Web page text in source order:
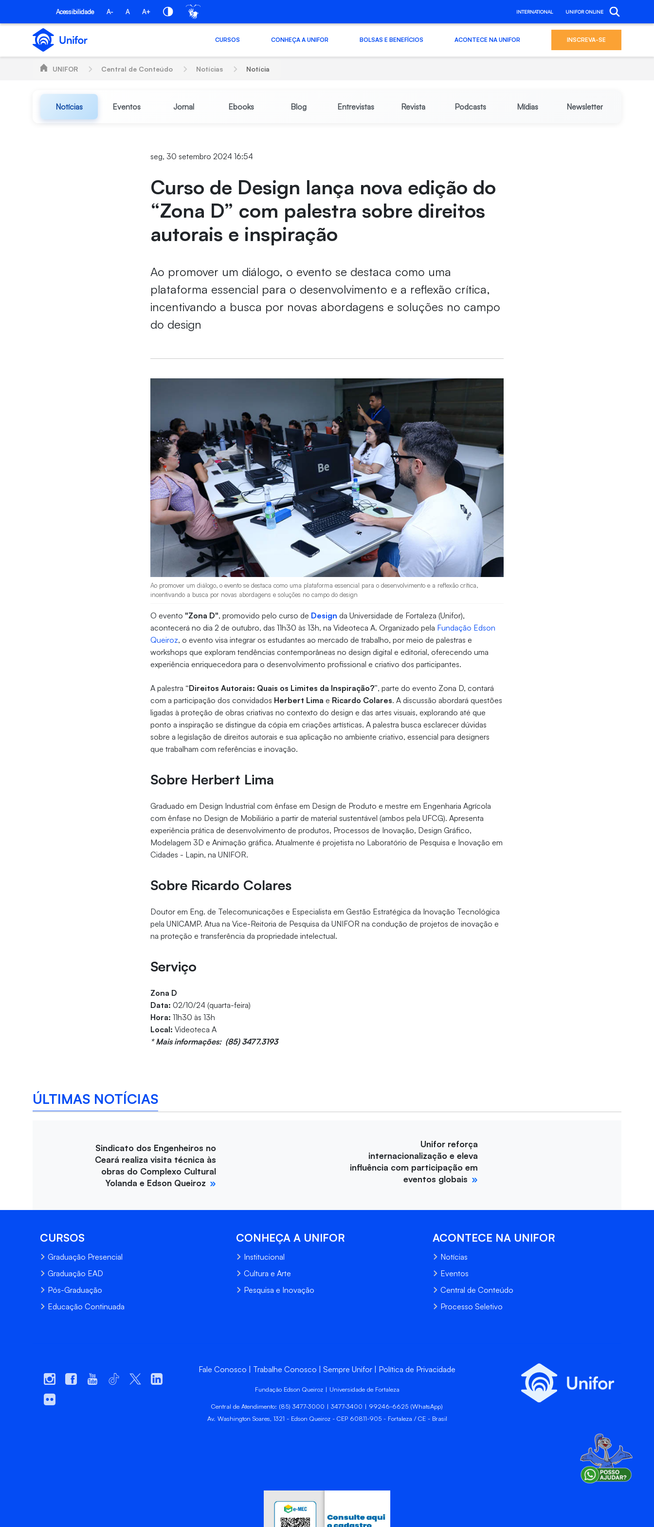
Pular para o Conteúdo principal
Acessibilidade A- A A+ INTERNATIONAL UNIFOR ONLINE
CURSOS CONHEÇA A UNIFOR BOLSAS E BENEFÍCIOS ACONTECE NA UNIFOR INSCREVA-SE
UNIFOR Central de Conteúdo Notícias Notícia
Notícias Eventos Jornal Ebooks Blog Entrevistas Revista Podcasts Mídias Newsletter
seg, 30 setembro 2024 16:54
Curso de Design lança nova edição do
“Zona D” com palestra sobre direitos
autorais e inspiração
Ao promover um diálogo, o evento se destaca como uma
plataforma essencial para o desenvolvimento e a reflexão crítica,
incentivando a busca por novas abordagens e soluções no campo
do design
Ao promover um diálogo, o evento se destaca como uma plataforma essencial para o desenvolvimento e a reflexão crítica,
incentivando a busca por novas abordagens e soluções no campo do design
O evento "Zona D", promovido pelo curso de Design da Universidade de Fortaleza (Unifor),
acontecerá no dia 2 de outubro, das 11h30 às 13h, na Videoteca A. Organizado pela Fundação Edson
Queiroz, o evento visa integrar os estudantes ao mercado de trabalho, por meio de palestras e
workshops que exploram tendências contemporâneas no design digital e editorial, oferecendo uma
experiência enriquecedora para o desenvolvimento profissional e criativo dos participantes.
A palestra “Direitos Autorais: Quais os Limites da Inspiração?”, parte do evento Zona D, contará
com a participação dos convidados Herbert Limae Ricardo Colares. A discussão abordará questões
ligadas à proteção de obras criativas no contexto do design e das artes visuais, explorando até que
ponto a inspiração se distingue da cópia em criações artísticas. A palestra busca esclarecer dúvidas
sobre a legislação de direitos autorais e sua aplicação no ambiente criativo, essencial para designers
que trabalham com referências e inovação.
Sobre Herbert Lima
Graduado em Design Industrial com ênfase em Design de Produto e mestre em Engenharia Agrícola
com ênfase no Design de Mobiliário a partir de material sustentável (ambos pela UFCG). Apresenta
experiência prática de desenvolvimento de produtos, Processos de Inovação, Design Gráfico,
Modelagem 3D e Animação gráfica. Atualmente é projetista no Laboratório de Pesquisa e Inovação em
Cidades - Lapin, na UNIFOR.
Sobre Ricardo Colares
Doutor em Eng. de Telecomunicações e Especialista em Gestão Estratégica da Inovação Tecnológica
pela UNICAMP. Atua na Vice-Reitoria de Pesquisa da UNIFOR na condução de projetos de inovação e
na proteção e transferência da propriedade intelectual.
Serviço
Zona D
Data:02/10/24 (quarta-feira)
Hora:11h30 às 13h
Local:Videoteca A
* Mais informações: (85) 3477.3193
ÚLTIMAS NOTÍCIAS
Sindicato dos Engenheiros no
Ceará realiza visita técnica às
obras do Complexo Cultural
Yolanda e Edson Queiroz
Unifor reforça
internacionalização e eleva
influência com participação em
eventos globais
CURSOS
Graduação Presencial
Graduação EAD
Pós-Graduação
Educação Continuada
CONHEÇA A UNIFOR
Institucional
Cultura e Arte
Pesquisa e Inovação
ACONTECE NA UNIFOR
Notícias
Eventos
Central de Conteúdo
Processo Seletivo
Fale Conosco Trabalhe Conosco Sempre Unifor Política de Privacidade
Fundação Edson Queiroz | Universidade de Fortaleza
Central de Atendimento: (85) 3477-3000 | 3477-3400 | 99246-6625 (WhatsApp)
Av. Washington Soares, 1321 - Edson Queiroz - CEP 60811-905 - Fortaleza / CE - Brasil